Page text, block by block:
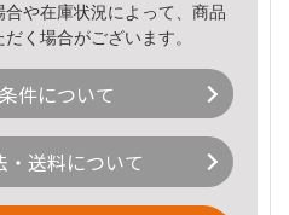
や在庫状況によって、商品
く場合がございます。
件について
・送料について